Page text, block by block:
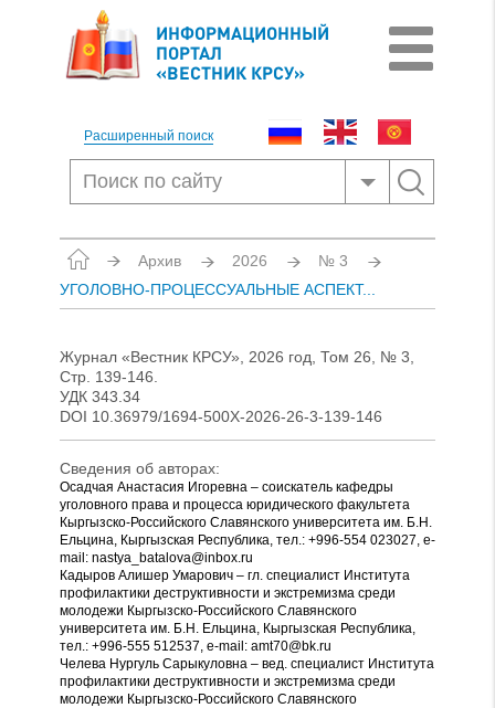
ИНФОРМАЦИОННЫЙ
ПОРТАЛ
«ВЕСТНИК КРСУ»
Расширенный поиск
Архив 2026
№ 3
УГОЛОВНО-ПРОЦЕССУАЛЬНЫЕ АСПЕКТ...
Журнал «Вестник КРСУ», 2026 год, Том 26, № 3,
Стр. 139-146.
УДК 343.34
DOI 10.36979/1694-500X-2026-26-3-139-146
Сведения об авторах:
Осадчая Анастасия Игоревна – соискатель кафедры
уголовного права и процесса юридического факультета
Кыргызско-Российского Славянского университета им. Б.Н.
Ельцина, Кыргызская Республика, тел.: +996-554 023027, e-
mail: nastya_batalova@inbox.ru
Кадыров Алишер Умарович – гл. специалист Института
профилактики деструктивности и экстремизма среди
молодежи Кыргызско-Российского Славянского
университета им. Б.Н. Ельцина, Кыргызская Республика,
тел.: +996-555 512537, e-mail: amt70@bk.ru
Челева Нургуль Сарыкуловна – вед. специалист Института
профилактики деструктивности и экстремизма среди
молодежи Кыргызско-Российского Славянского